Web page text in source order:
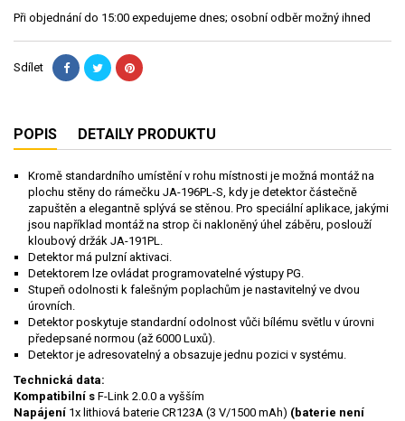
Při objednání do 15:00 expedujeme dnes; osobní odběr možný ihned
Sdílet
POPIS DETAILY PRODUKTU
Kromě standardního umístění v rohu místnosti je možná montáž na
plochu stěny do rámečku JA-196PL-S, kdy je detektor částečně
zapuštěn a elegantně splývá se stěnou. Pro speciální aplikace, jakými
jsou například montáž na strop či nakloněný úhel záběru, poslouží
kloubový držák JA-191PL.
Detektor má pulzní aktivaci.
Detektorem lze ovládat programovatelné výstupy PG.
Stupeň odolnosti k falešným poplachům je nastavitelný ve dvou
úrovních.
Detektor poskytuje standardní odolnost vůči bílému světlu v úrovni
předepsané normou (až 6000 Luxů).
Detektor je adresovatelný a obsazuje jednu pozici v systému.
Technická data:
Kompatibilní s F-Link 2.0.0 a vyšším
Napájení 1x lithiová baterie CR123A (3 V/1500 mAh) (baterie není